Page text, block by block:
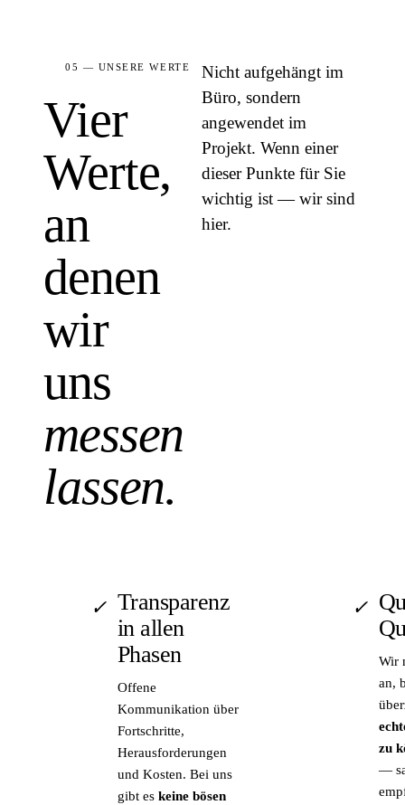
05 — UNSERE WERTE
Vier
Werte,
an
denen
wir
uns
messen
lassen.
Nicht aufgehängt im
Büro, sondern
angewendet im
Projekt. Wenn einer
dieser Punkte für Sie
wichtig ist — wir sind
hier.
✓ Transparenz
in allen
Phasen
Offene
Kommunikation über
Fortschritte,
Herausforderungen
und Kosten. Bei uns
gibt es keine bösen
✓
Wir
an,
zu
—